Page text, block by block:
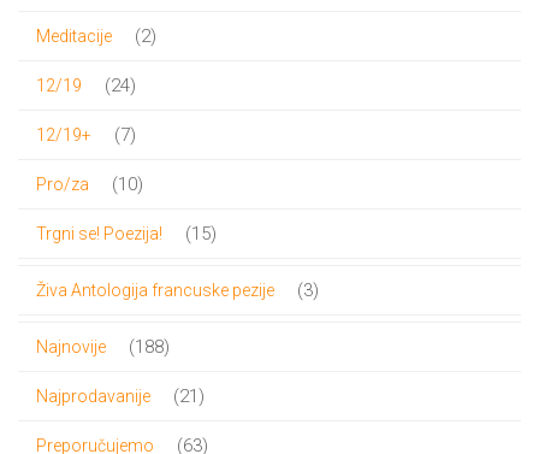
Meditacije 22
12/19 2424
12/19+ 77
Pro/za 1010
Trgni se! Poezija! 1515
Živa Antologija francuske pezije 33
Najnovije 188188
Najprodavanije 21 21
Preporučujemo 6363